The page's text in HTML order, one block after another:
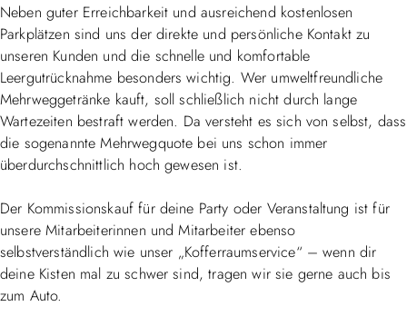
Neben guter Erreichbarkeit und ausreichend kostenlosen
Parkplätzen sind uns der direkte und persönliche Kontakt zu
unseren Kunden und die schnelle und komfortable
Leergutrücknahme besonders wichtig. Wer umweltfreundliche
Mehrweggetränke kauft, soll schließlich nicht durch lange
Wartezeiten bestraft werden. Da versteht es sich von selbst, dass
die sogenannte Mehrwegquote bei uns schon immer
überdurchschnittlich hoch gewesen ist.
Der Kommissionskauf für deine Party oder Veranstaltung ist für
unsere Mitarbeiterinnen und Mitarbeiter ebenso
selbstverständlich wie unser „Kofferraumservice“ – wenn dir
deine Kisten mal zu schwer sind, tragen wir sie gerne auch bis
zum Auto.